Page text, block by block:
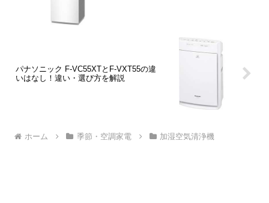
パナソニック F-VC55XTとF-VXT55の違
いはなし！違い・選び方を解説
ホーム 季節・空調家電 加湿空気清浄機